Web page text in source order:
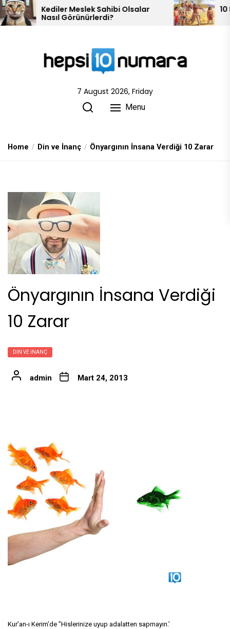
Skip
to
Meslek Sahibi Olsalar
Görünürlerdi?
10 Kızılderili
7 August 2026, Friday
Menu
Home Din ve İnanç Önyargının İnsana Verdiği 10 Zarar
Önyargının İnsana Verdiği
10 Zarar
DIN VE İNANÇ
admin Mart 24, 2013
Kur’an-ı Kerim’de ”Hislerinize uyup adalatten sapmayın.’